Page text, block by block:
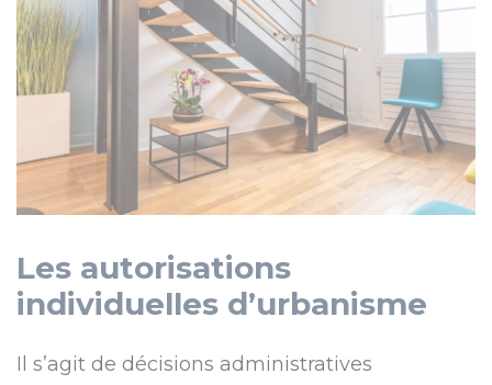
Les autorisations
individuelles d’urbanisme
Il s’agit de décisions administratives